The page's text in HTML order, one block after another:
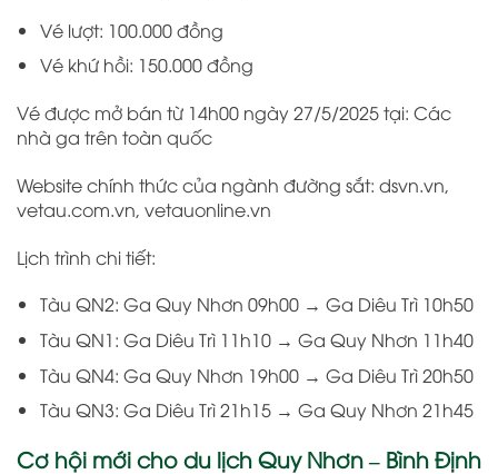
Vé lượt: 100.000 đồng
Vé khứ hồi: 150.000 đồng
Vé được mở bán từ 14h00 ngày 27/5/2025 tại: Các
nhà ga trên toàn quốc
Website chính thức của ngành đường sắt: dsvn.vn,
vetau.com.vn, vetauonline.vn
Lịch trình chi tiết:
Tàu QN2: Ga Quy Nhơn 09h00 → Ga Diêu Trì 10h50
Tàu QN1: Ga Diêu Trì 11h10 → Ga Quy Nhơn 11h40
Tàu QN4: Ga Quy Nhơn 19h00 → Ga Diêu Trì 20h50
Tàu QN3: Ga Diêu Trì 21h15 → Ga Quy Nhơn 21h45
Cơ hội mới cho du lịch Quy Nhơn – Bình Định